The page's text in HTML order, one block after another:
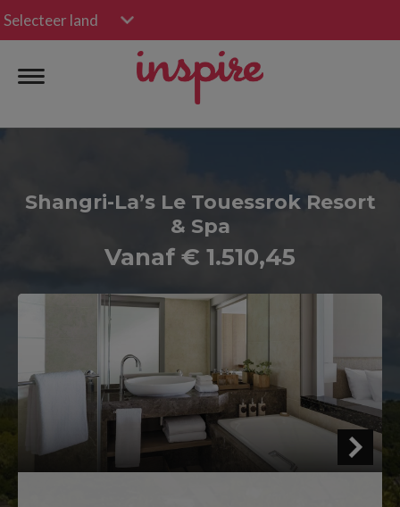
Selecteer land
Shangri-La’s Le Touessrok Resort
& Spa
Vanaf € 1.510,45